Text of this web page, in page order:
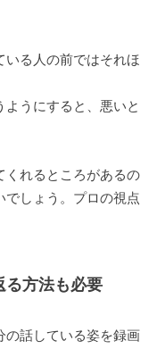
いる人の前ではそれほ
うにすると、悪いと
くれるところがあるの
でしょう。プロの視点
る方法も必要
の話している姿を録画